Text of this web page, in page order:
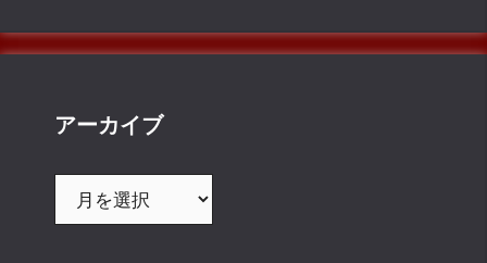
アーカイブ